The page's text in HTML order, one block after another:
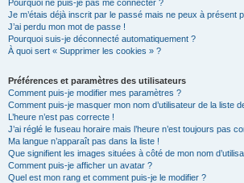
Pourquoi ne puis-je pas me connecter ?
Je m’étais déjà inscrit par le passé mais ne peux à présent
J’ai perdu mon mot de passe !
Pourquoi suis-je déconnecté automatiquement ?
À quoi sert « Supprimer les cookies » ?
Préférences et paramètres des utilisateurs
Comment puis-je modifier mes paramètres ?
Comment puis-je masquer mon nom d’utilisateur de la liste
L’heure n’est pas correcte !
J’ai réglé le fuseau horaire mais l’heure n’est toujours pas
Ma langue n’apparaît pas dans la liste !
Que signifient les images situées à côté de mon nom
Comment puis-je afficher un avatar ?
Quel est mon rang et comment puis-je le modifier ?